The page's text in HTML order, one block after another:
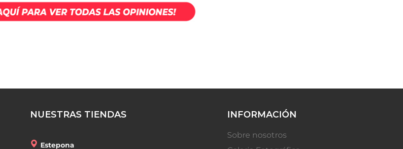
NUESTRAS TIENDAS
Estepona
INFORMACIÓN
Sobre nosotros